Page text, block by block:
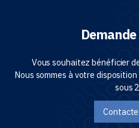
Vous souhaitez bénéficier
Nous sommes à votre
sous